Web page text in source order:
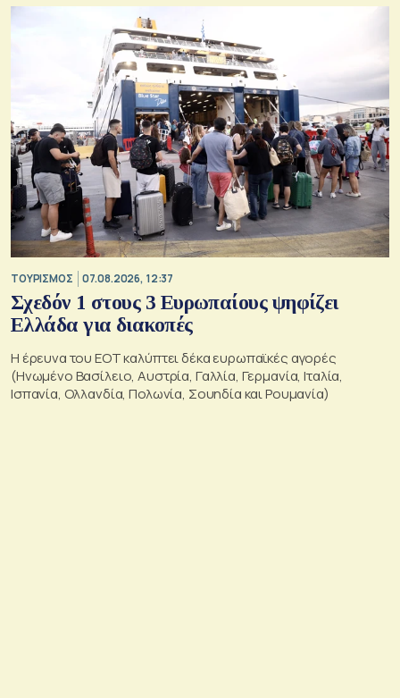
ΤΟΥΡΙΣΜΟΣ 07.08.2026, 12:37
Σχεδόν 1 στους 3 Ευρωπαίους ψηφίζει
Ελλάδα για διακοπές
Η έρευνα του ΕΟΤ καλύπτει δέκα ευρωπαϊκές αγορές
(Ηνωμένο Βασίλειο, Αυστρία, Γαλλία, Γερμανία, Ιταλία,
Ισπανία, Ολλανδία, Πολωνία, Σουηδία και Ρουμανία)